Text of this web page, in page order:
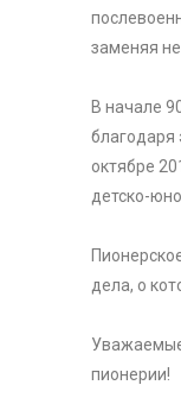
заменяя
В начале
благодаря
октябре
детско-
дела, о
пионерии!